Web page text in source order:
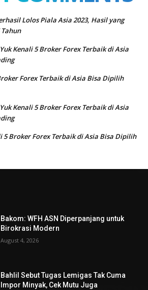
Bakom: WFH ASN Diperpanjang untuk
Birokrasi Modern
August 4, 2026
Bahlil Sebut Tugas Lemigas Tak Cuma
Impor Minyak, Cek Mutu Juga